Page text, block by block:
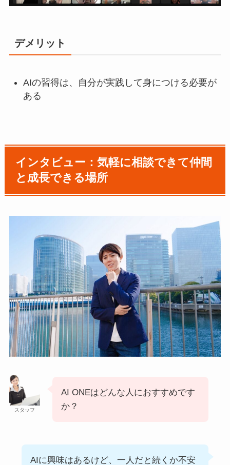
デメリット
AIの習得は、自分が実践して身につける必要が
ある
インタビュー：気軽に相談できて仲間
と成長できる場所
スタッフ
AI ONEはどんな人におすすめです
か？
AIに興味はあるけど、一人だと続くか不安